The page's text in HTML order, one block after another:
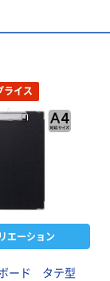
ライス
エーション
ボード タテ型